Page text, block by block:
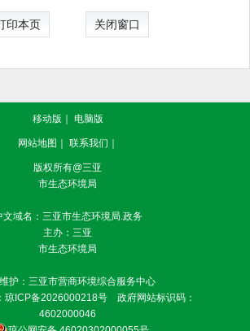
印本页 关闭窗口
移动版 电脑版
网站地图 联系我们
版权所有@三亚
市生态环境局
文域名：三亚市生态环境局.政务
主办：三亚
市生态环境局
护：三亚市营商环境综合服务中心
琼ICP备2026000218号
政府网站标识码：
4602000046